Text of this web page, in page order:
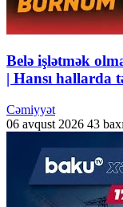
Belə işlətmək
| Hansı hallarda
Cəmiyyət
06 avqust 2026 43